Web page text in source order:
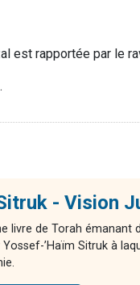
est rapportée par le
- Vision
livre de Torah émanant
Yossef-’Haïm Sitruk à